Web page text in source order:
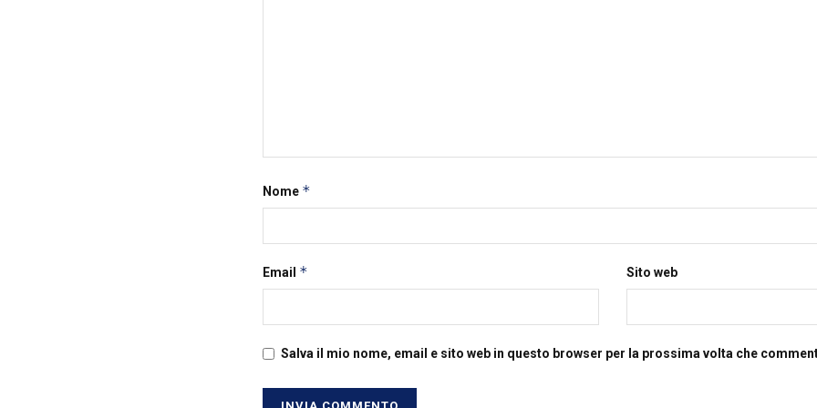
Nome *
Email * Sito web
Salva il mio nome, email e sito web in questo browser per la prossima volta che